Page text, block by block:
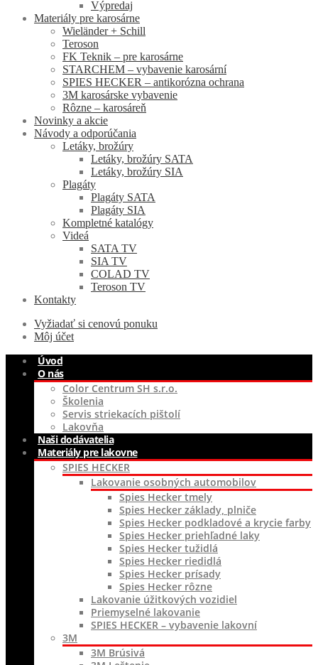
Výpredaj
Materiály pre karosárne
Wieländer + Schill
Teroson
FK Teknik – pre karosárne
STARCHEM – vybavenie karosární
SPIES HECKER – antikorózna ochrana
3M karosárske vybavenie
Rôzne – karosáreň
Novinky a akcie
Návody a odporúčania
Letáky, brožúry
Letáky, brožúry SATA
Letáky, brožúry SIA
Plagáty
Plagáty SATA
Plagáty SIA
Kompletné katalógy
Videá
SATA TV
SIA TV
COLAD TV
Teroson TV
Kontakty
Vyžiadať si cenovú ponuku
Môj účet
Úvod
O nás
Color Centrum SH s.r.o.
Školenia
Servis striekacích pištolí
Lakovňa
Naši dodávatelia
Materiály pre lakovne
SPIES HECKER
Lakovanie osobných automobilov
Spies Hecker tmely
Spies Hecker základy, plniče
Spies Hecker podkladové a krycie farby
Spies Hecker priehľadné laky
Spies Hecker tužidlá
Spies Hecker riedidlá
Spies Hecker prísady
Spies Hecker rôzne
Lakovanie úžitkových vozidiel
Priemyselné lakovanie
SPIES HECKER – vybavenie lakovní
3M
3M Brúsivá